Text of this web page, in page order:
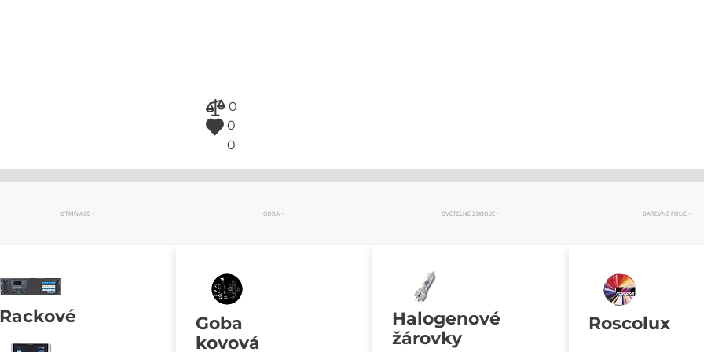
0
0
0
STMÍVAČE
Rackové
GOBA
Goba
kovová
SVĚTELNÉ ZDROJE
Halogenové
žárovky
BAREVNÉ FÓLIE
Roscolux